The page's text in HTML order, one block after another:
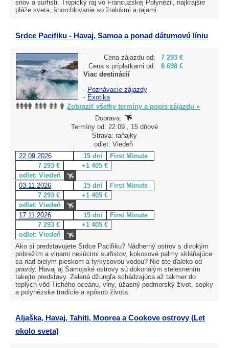
snov a surfisti. Tropický raj vo Francúzskej Polynézii, najkrajšie
pláže sveta, šnorchlovanie so žralokmi a rajami.
Srdce Pacifiku - Havaj, Samoa a ponad dátumovú líniu
Cena zájazdu od:
7 293 €
Cena s príplatkami od:
8 698 €
Viac destinácií
- Poznávacie zájazdy
- Exotika
Zobraziť všetky termíny a popis zájazdu »
Doprava:
Termíny od: 22.09., 15 dňové
Strava: raňajky
odlet: Viedeň
22.09.2026
15 dní
First Minute
7 293 €
+1 405 €
odlet: Viedeň
03.11.2026
15 dní
First Minute
7 293 €
+1 405 €
odlet: Viedeň
17.11.2026
15 dní
First Minute
7 293 €
+1 405 €
odlet: Viedeň
Ako si predstavujete Srdce Pacifiku? Nádherný ostrov s divokým
pobrežím a vlnami nesúcimi surfistov, kokosové palmy skláňajúce
sa nad bielym pieskom a tyrkysovou vodou? Nie ste ďaleko od
pravdy. Havaj aj Samojské ostrovy sú dokonalým stelesnením
takejto predstavy. Zelená džungľa schádzajúca až takmer do
teplých vôd Tichého oceánu, vlny, úžasný podmorský život, sopky
a polynézske tradície a spôsob života.
Aljaška, Havaj, Tahiti, Moorea a Cookove ostrovy (Let
okolo sveta)